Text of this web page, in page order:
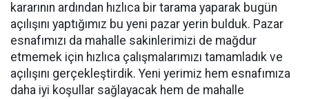
kararının ardından hızlıca bir tarama yaparak bugün
açılışını yaptığımız bu yeni pazar yerin bulduk. Pazar
esnafımızı da mahalle sakinlerimizi de mağdur
etmemek için hızlıca çalışmalarımızı tamamladık ve
açılışını gerçekleştirdik. Yeni yerimiz hem esnafımıza
daha iyi koşullar sağlayacak hem de mahalle